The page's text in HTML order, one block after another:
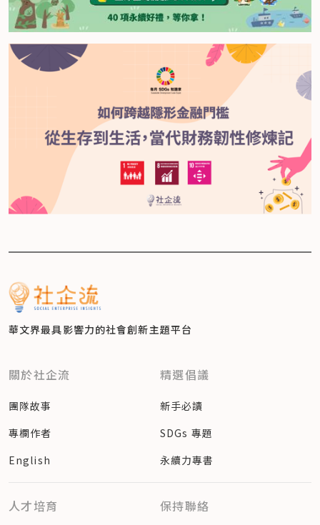
華文界最具影響力的社會創新主題平台
關於社企流
團隊故事
專欄作者
English
精選倡議
新手必讀
SDGs 專題
永續力專書
人才培育 保持聯絡